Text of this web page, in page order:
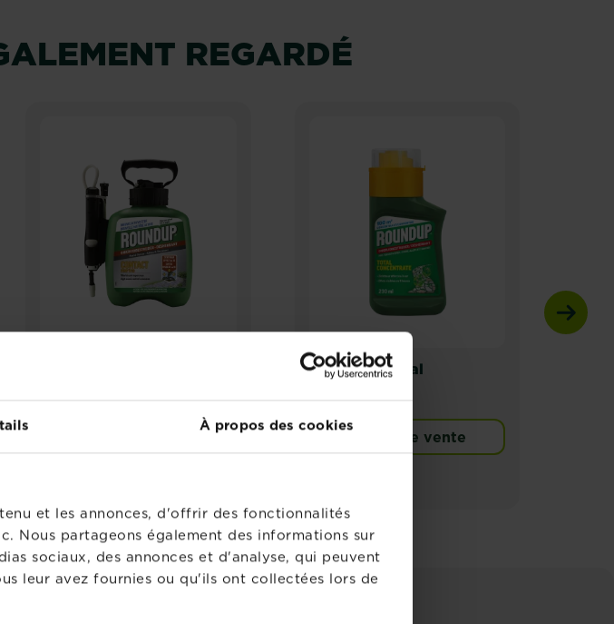
À propos des cookies
et les annonces, d'offrir des fonctionnalités
Nous partageons également des informations sur
sociaux, des annonces et d'analyse, qui peuvent
leur avez fournies ou qu'ils ont collectées lors de
REGARDÉ
Roundup®Total
Points de vente